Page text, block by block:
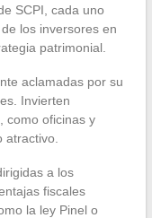
SCPI, cada uno
los inversores en
patrimonial.
aclamadas por su
Invierten
como oficinas y
a los
fiscales
la ley Pinel o